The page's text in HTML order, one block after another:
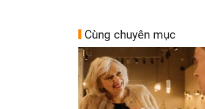
Cùng chuyên mục